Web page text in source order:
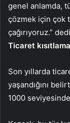
genel anlamda,
çözmek için çok
çağırıyoruz.”
Ticaret
Son yıllarda
yaşandığını
1000